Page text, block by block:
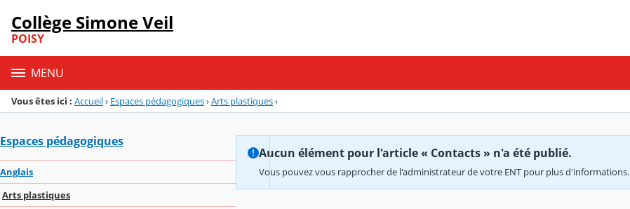
Menu de la rubrique
Contenu
Collège Simone Veil
POISY
MENU
Vous êtes ici : Accueil› Espaces pédagogiques›Arts plastiques›
Espaces pédagogiques
Anglais
Arts plastiques
Aucun élément pour l'article « Contacts » n'a été publié.
Vous pouvez vous rapprocher de l'administrateur de votre ENT pour plus d'informations.